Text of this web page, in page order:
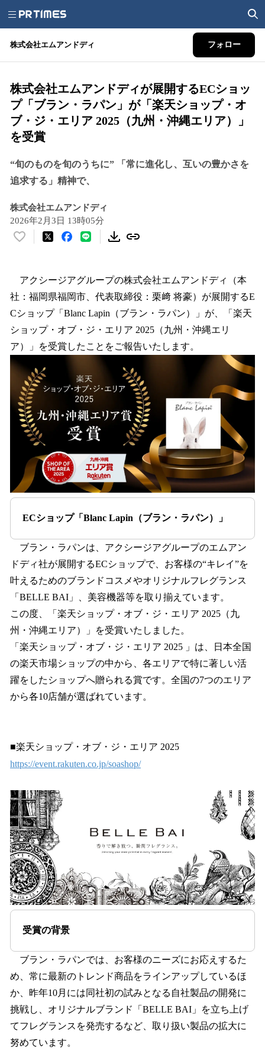
株式会社エムアンドディ フォロー
株式会社エムアンドディが展開するECショッ
プ「ブラン・ラパン」が「楽天ショップ・オ
ブ・ジ・エリア 2025（九州・沖縄エリア）」
を受賞
“旬のものを旬のうちに” 「常に進化し、互いの豊かさを
追求する」精神で、
株式会社エムアンドディ
2026年2月3日 13時05分
い
！
を
読
み
込
み
中
で
す
アクシージアグループの株式会社エムアンドディ（本
社：福岡県福岡市、代表取締役：栗﨑 将豪）が展開するE
Cショップ「Blanc Lapin（ブラン・ラパン）」が、「楽天
ショップ・オブ・ジ・エリア 2025（九州・沖縄エリ
ア）」を受賞したことをご報告いたします。
ECショップ「Blanc Lapin（ブラン・ラパン）」
ブラン・ラパンは、アクシージアグループのエムアン
ドディ社が展開するECショップで、お客様の“キレイ”を
叶えるためのブランドコスメやオリジナルフレグランス
「BELLE BAI」、美容機器等を取り揃えています。
この度、「楽天ショップ・オブ・ジ・エリア 2025（九
州・沖縄エリア）」を受賞いたしました。
「楽天ショップ・オブ・ジ・エリア 2025 」は、日本全国
の楽天市場ショップの中から、各エリアで特に著しい活
躍をしたショップへ贈られる賞です。全国の7つのエリア
から各10店舗が選ばれています。
■楽天ショップ・オブ・ジ・エリア 2025
https://event.rakuten.co.jp/soashop/
受賞の背景
ブラン・ラパンでは、お客様のニーズにお応えするた
め、常に最新のトレンド商品をラインアップしているほ
か、昨年10月には同社初の試みとなる自社製品の開発に
挑戦し、オリジナルブランド「BELLE BAI」を立ち上げ
てフレグランスを発売するなど、取り扱い製品の拡大に
努めています。